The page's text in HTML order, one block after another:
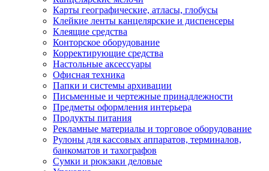
Карты географические, атласы, глобусы
Клейкие ленты канцелярские и диспенсеры
Клеящие средства
Конторское оборудование
Корректирующие средства
Настольные аксессуары
Офисная техника
Папки и системы архивации
Письменные и чертежные принадлежности
Предметы оформления интерьера
Продукты питания
Рекламные материалы и торговое оборудование
Рулоны для кассовых аппаратов, терминалов,
банкоматов и тахографов
Сумки и рюкзаки деловые